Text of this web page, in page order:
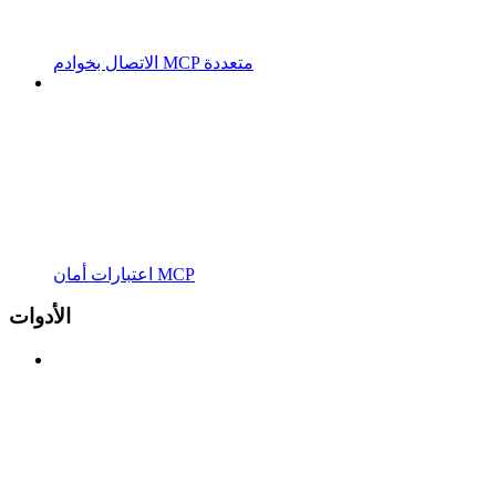
الاتصال بخوادم MCP متعددة
اعتبارات أمان MCP
الأدوات